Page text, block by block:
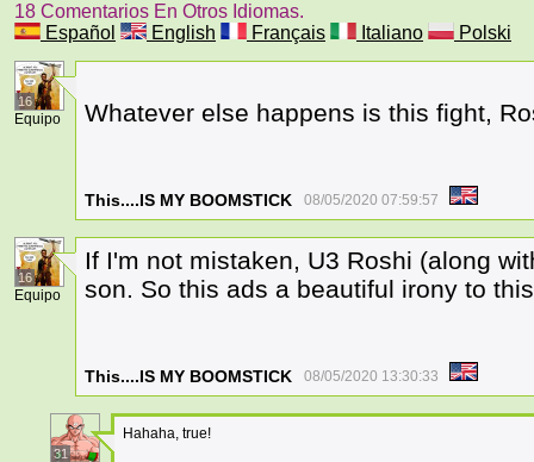
18 Comentarios En Otros Idiomas.
Español
English Français Italiano Polski
16
Equipo Whatever else happens is this fight,
This....IS MY BOOMSTICK 08/05/2020 07:59:57
16
Equipo
If I'm not mistaken, U3 Roshi (along
son. So this ads a beautiful irony to
This....IS MY BOOMSTICK 08/05/2020 13:30:33
31
Hahaha, true!